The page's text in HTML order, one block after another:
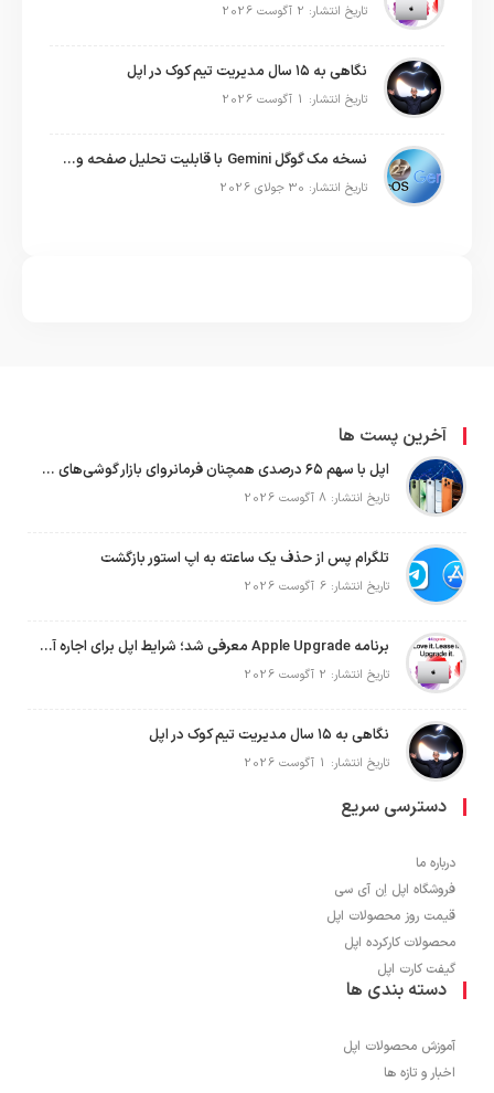
تاریخ انتشار: 2 آگوست 2026
نگاهی به ۱۵ سال مدیریت تیم کوک در اپل
تاریخ انتشار: 1 آگوست 2026
نسخه مک گوگل Gemini با قابلیت تحلیل صفحه و دستورات صوتی در به‌روزرسانی جدید
تاریخ انتشار: 30 جولای 2026
آخرین پست ها
اپل با سهم ۶۵ درصدی همچنان فرمانروای بازار گوشی‌های پریمیوم جهان است
تاریخ انتشار: 8 آگوست 2026
تلگرام پس از حذف یک ساعته به اپ استور بازگشت
تاریخ انتشار: 6 آگوست 2026
برنامه Apple Upgrade معرفی شد؛ شرایط اپل برای اجاره آیفون، آیپد، مک و اپل واچ
تاریخ انتشار: 2 آگوست 2026
نگاهی به ۱۵ سال مدیریت تیم کوک در اپل
تاریخ انتشار: 1 آگوست 2026
دسترسی سریع
درباره ما
فروشگاه اپل اِن آی سی
قیمت روز محصولات اپل
محصولات کارکرده اپل
گیفت کارت اپل
دسته بندی ها
آموزش محصولات اپل
اخبار و تازه ها